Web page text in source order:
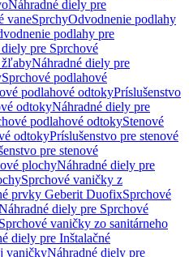
Náhradné diely pre
vaneSprchyOdvodnenie podlahy
podlahy pre
pre Sprchové
žľabyNáhradné diely pre
Sprchové podlahové
podlahové odtokyPríslušenstvo
odtokyNáhradné diely pre
podlahové odtokyStenové
odtokyPríslušenstvo pre stenové
pre stenové
plochyNáhradné diely pre
Sprchové vaničky z
prvky Geberit DuofixSprchové
diely pre Sprchové
Sprchové vaničky zo sanitárneho
diely pre Inštalačné
vaničkyNáhradné diely pre